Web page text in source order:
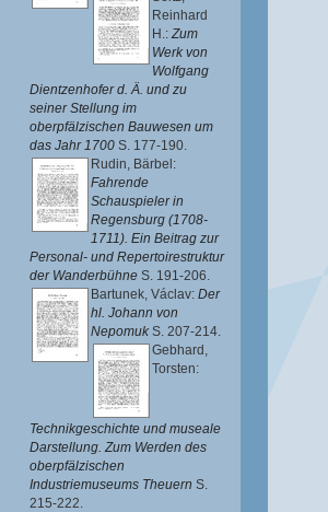
Reinhard
H.:Zum
Werk von
Wolfgang
Dientzenhofer d. Ä. und zu
seiner Stellung im
oberpfälzischen Bauwesen um
das Jahr 1700 S. 177-190.
Rudin, Bärbel :
Fahrende
Schauspieler in
Regensburg (1708-
1711). Ein Beitrag zur
Personal- und Repertoirestruktur
der Wanderbühne S. 191-206.
Bartunek, Václav: Der
hl. Johann von
Nepomuk S. 207-214.
Gebhard,
Torsten:
Technikgeschichte und museale
Darstellung. Zum Werden des
oberpfälzischen
Industriemuseums Theuern S.
215-222.